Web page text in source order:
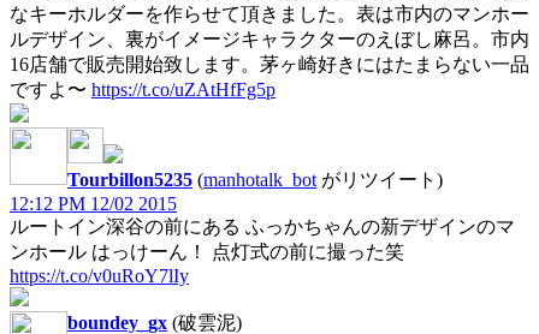
なキーホルダーを作らせて頂きました。表は市内のマンホー
ルデザイン、裏がイメージキャラクターのえぼし麻呂。市内
16店舗で販売開始致します。茅ヶ崎好きにはたまらない一品
ですよ〜 https://t.co/uZAtHfFg5p
Tourbillon5235 (manhotalk_bot がリツイート)
12:12 PM 12/02 2015
ルートイン深谷の前にある ふっかちゃんの新デザインのマ
ンホール はっけーん！ 点灯式の前に撮った笑
https://t.co/v0uRoY7lIy
boundey_gx (破雲泥)